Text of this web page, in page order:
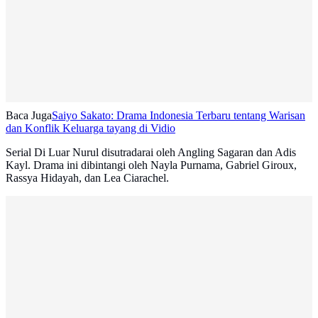
Baca JugaSaiyo Sakato: Drama Indonesia Terbaru tentang Warisan
dan Konflik Keluarga tayang di Vidio
Serial Di Luar Nurul disutradarai oleh Angling Sagaran dan Adis
Kayl. Drama ini dibintangi oleh Nayla Purnama, Gabriel Giroux,
Rassya Hidayah, dan Lea Ciarachel.